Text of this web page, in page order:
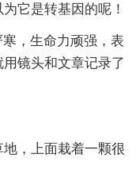
它是转基因的呢！
，生命力顽强，表
镜头和文章记录了
，上面栽着一颗很